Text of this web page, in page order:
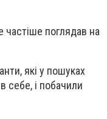
частіше поглядав на
які у пошуках
себе, і побачили